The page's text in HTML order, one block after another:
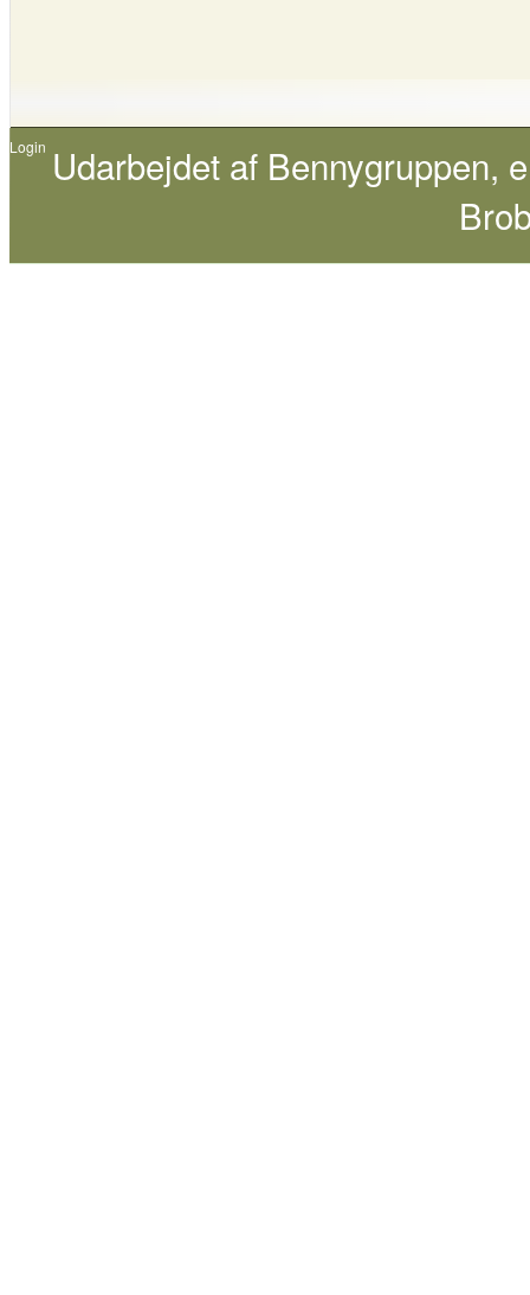
Login Udarbejdet af Bennygruppen,